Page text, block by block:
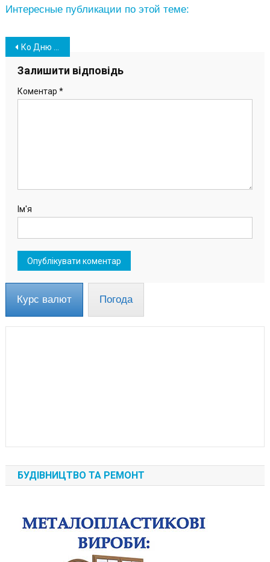
Интересные публикации по этой теме:
Навігація
записів
Ко Дню Соборности Украины в Южном состоялось праздничное мероприятие (фото)
Залишити відповідь
Коментар *
Ім'я
Курс валют Погода
БУДІВНИЦТВО ТА РЕМОНТ